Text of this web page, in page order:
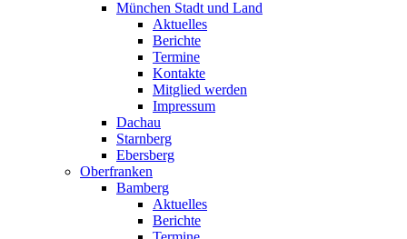
München Stadt und Land
Aktuelles
Berichte
Termine
Kontakte
Mitglied werden
Impressum
Dachau
Starnberg
Ebersberg
Oberfranken
Bamberg
Aktuelles
Berichte